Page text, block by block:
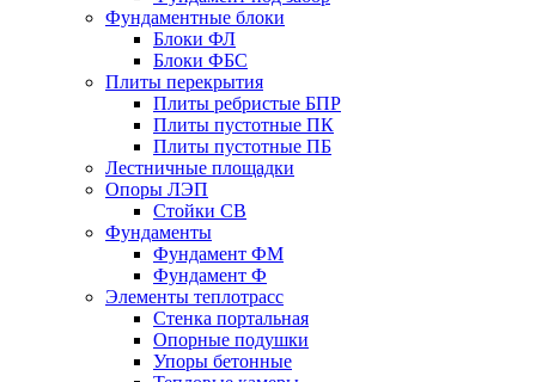
Фундаментные блоки
Блоки ФЛ
Блоки ФБС
Плиты перекрытия
Плиты ребристые БПР
Плиты пустотные ПК
Плиты пустотные ПБ
Лестничные площадки
Опоры ЛЭП
Стойки СВ
Фундаменты
Фyндамент ФМ
Фyндамент Ф
Элементы теплотрасс
Стенка портальная
Опорные подушки
Упоры бетонные